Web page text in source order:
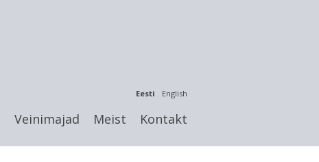
Eesti English
Veinimajad Meist Kontakt